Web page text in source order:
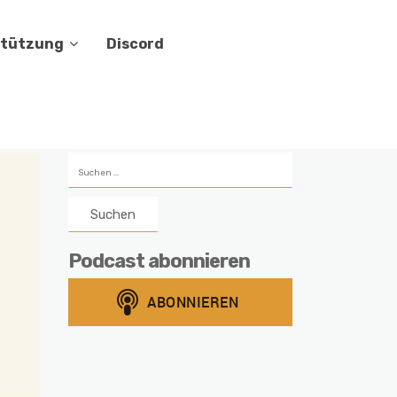
Discord
nach:
Podcast abonnieren